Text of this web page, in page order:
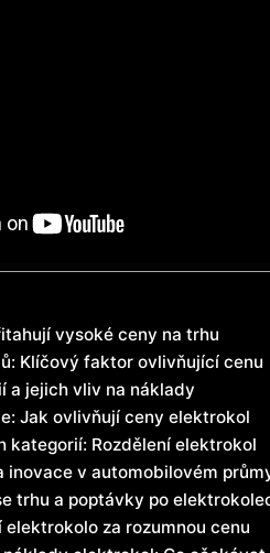
vysoké ceny na trhu
Klíčový faktor ovlivňující cenu
a jejich vliv na náklady
Jak ovlivňují ceny elektrokol
kategorií: Rozdělení elektrokol
inovace v automobilovém
trhu a poptávky po
za rozumnou cenu